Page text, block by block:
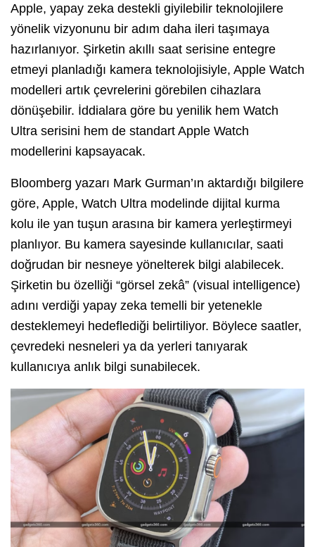
Apple, yapay zeka destekli giyilebilir teknolojilere
yönelik vizyonunu bir adım daha ileri taşımaya
hazırlanıyor. Şirketin akıllı saat serisine entegre
etmeyi planladığı kamera teknolojisiyle, Apple Watch
modelleri artık çevrelerini görebilen cihazlara
dönüşebilir. İddialara göre bu yenilik hem Watch
Ultra serisini hem de standart Apple Watch
modellerini kapsayacak.
Bloomberg yazarı Mark Gurman’ın aktardığı bilgilere
göre, Apple, Watch Ultra modelinde dijital kurma
kolu ile yan tuşun arasına bir kamera yerleştirmeyi
planlıyor. Bu kamera sayesinde kullanıcılar, saati
doğrudan bir nesneye yönelterek bilgi alabilecek.
Şirketin bu özelliği “görsel zekâ” (visual intelligence)
adını verdiği yapay zeka temelli bir yetenekle
desteklemeyi hedeflediği belirtiliyor. Böylece saatler,
çevredeki nesneleri ya da yerleri tanıyarak
kullanıcıya anlık bilgi sunabilecek.